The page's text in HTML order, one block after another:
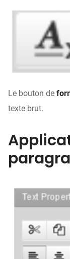
Le bouton de
texte brut.